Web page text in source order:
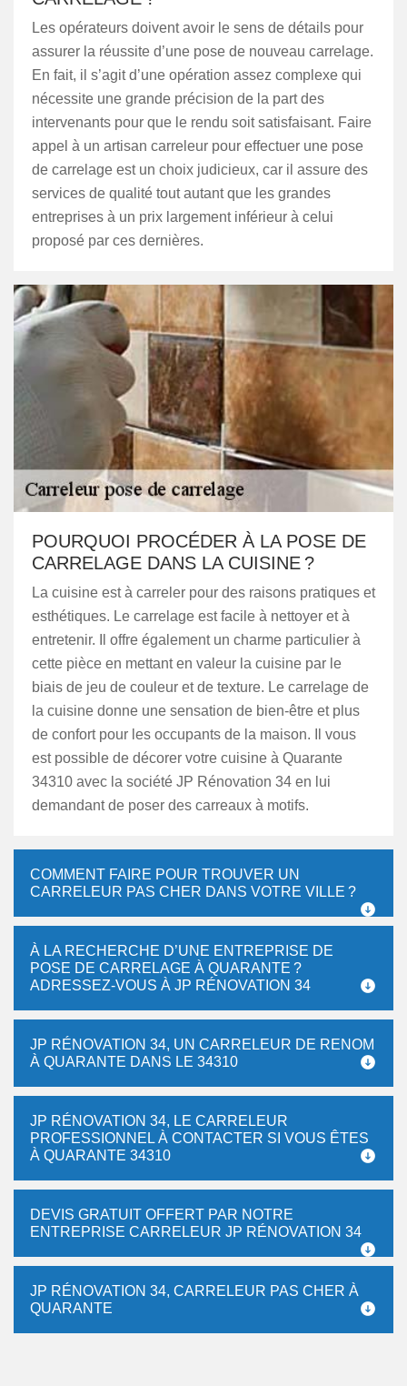
Les opérateurs doivent avoir le sens de détails pour
assurer la réussite d’une pose de nouveau carrelage.
En fait, il s’agit d’une opération assez complexe qui
nécessite une grande précision de la part des
intervenants pour que le rendu soit satisfaisant. Faire
appel à un artisan carreleur pour effectuer une pose
de carrelage est un choix judicieux, car il assure des
services de qualité tout autant que les grandes
entreprises à un prix largement inférieur à celui
proposé par ces dernières.
POURQUOI PROCÉDER À LA POSE DE
CARRELAGE DANS LA CUISINE ?
La cuisine est à carreler pour des raisons pratiques et
esthétiques. Le carrelage est facile à nettoyer et à
entretenir. Il offre également un charme particulier à
cette pièce en mettant en valeur la cuisine par le
biais de jeu de couleur et de texture. Le carrelage de
la cuisine donne une sensation de bien-être et plus
de confort pour les occupants de la maison. Il vous
est possible de décorer votre cuisine à Quarante
34310 avec la société JP Rénovation 34 en lui
demandant de poser des carreaux à motifs.
COMMENT FAIRE POUR TROUVER UN
CARRELEUR PAS CHER DANS VOTRE VILLE ?
À LA RECHERCHE D’UNE ENTREPRISE DE
POSE DE CARRELAGE À QUARANTE ?
ADRESSEZ-VOUS À JP RÉNOVATION 34
JP RÉNOVATION 34, UN CARRELEUR DE RENOM
À QUARANTE DANS LE 34310
JP RÉNOVATION 34, LE CARRELEUR
PROFESSIONNEL À CONTACTER SI VOUS ÊTES
À QUARANTE 34310
DEVIS GRATUIT OFFERT PAR NOTRE
ENTREPRISE CARRELEUR JP RÉNOVATION 34
JP RÉNOVATION 34, CARRELEUR PAS CHER À
QUARANTE